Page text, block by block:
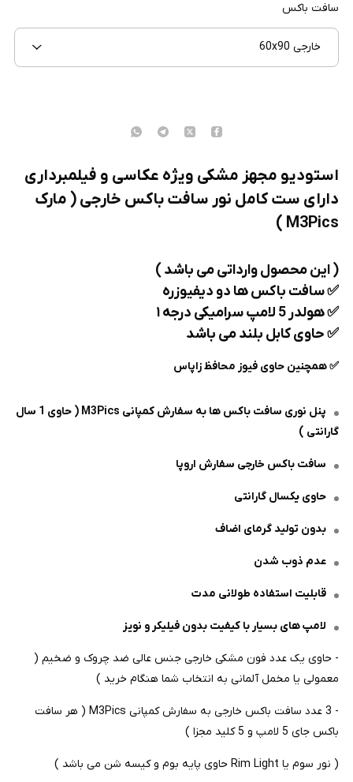
سافت باکس
خارجی 60x90
استودیو مجهز مشکی ویژه عکاسی و فیلمبرداری
دارای ست کامل نور سافت باکس خارجی ( مارک
M3Pics )
( این محصول وارداتی می باشد )
✅️ سافت باکس ها دو دیفیوزره
✅️ هولدر 5 لامپ سرامیکی درجه ۱
✅️ حاوی کابل بلند می باشد
✅️ همچنین حاوی فیوز محافظ زاپاس
پنل نوری سافت باکس ها به سفارش کمپانی M3Pics ( حاوی 1 سال
گارانتی )
سافت باکس خارجی سفارش اروپا
حاوی یکسال گارانتی
بدون تولید گرمای اضاف
عدم ذوب شدن
قابلیت استفاده طولانی مدت
لامپ های بسیار با کیفیت بدون فیلیکر و نویز
- حاوی یک عدد فون مشکی خارجی جنس عالی ضد چروک و ضخیم (
معمولی یا مخمل آلمانی به انتخاب شما هنگام خرید )
- 3 عدد سافت باکس خارجی به سفارش کمپانی M3Pics ( هر سافت
باکس جای 5 لامپ و 5 کلید مجزا )
( نور سوم یا Rim Light حاوی پایه بوم و کیسه شن می باشد )